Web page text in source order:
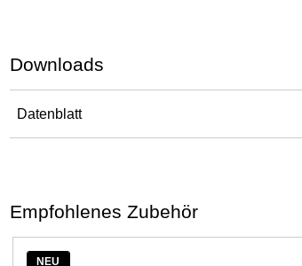
Downloads
Datenblatt
Empfohlenes Zubehör